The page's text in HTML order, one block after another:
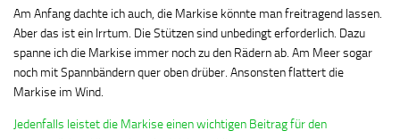
Am Anfang dachte ich auch, die Markise könnte man freitragend lassen.
Aber das ist ein Irrtum. Die Stützen sind unbedingt erforderlich. Dazu
spanne ich die Markise immer noch zu den Rädern ab. Am Meer sogar
noch mit Spannbändern quer oben drüber. Ansonsten flattert die
Markise im Wind.
Jedenfalls leistet die Markise einen wichtigen Beitrag für den